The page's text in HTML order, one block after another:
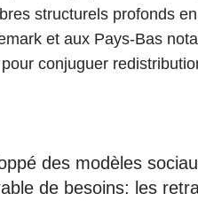
structurels profonds
et aux Pays-Bas
conjuguer
des modèles
de besoins: les